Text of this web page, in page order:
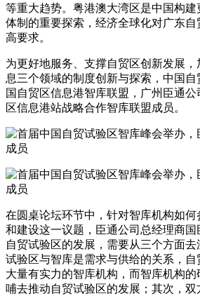
等重大趋势。粤港澳大湾区是中国构
体制的重要探索，经济全球化对广东
高要求。
为更好地服务、支撑自贸区创新发展
息三个领域的制度创新与探索，中国
国自贸区信息港智库联盟，广州臣通
区信息港站战略合作智库联盟成员。
在圆桌论坛环节中，针对智库机构如
和建设这一议题，臣通公司总经理商
自贸试验区的发展，需要从三个方面
试验区与智库是需求与供给的关系，
大量有实力的智库机构，而智库机构的
哺去推动自贸试验区的发展；其次，